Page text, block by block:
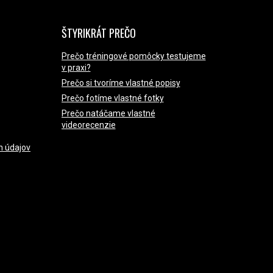
údajov
ŠTYRIKRÁT PREČO
Prečo tréningové pomôcky testujeme
v praxi?
Prečo si tvoríme vlastné popisy
Prečo fotíme vlastné fotky
Prečo natáčame vlastné
videorecenzie